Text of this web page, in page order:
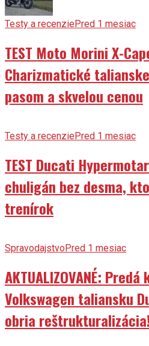
Testy a recenziePred 1 mesiac
TEST Moto Morini X-
Charizmatické
pasom a skvelou cenou
Testy a recenziePred 1 mesiac
TEST Ducati
chuligán bez desma,
trenírok
SpravodajstvoPred 1 mesiac
AKTUALIZOVANÉ:
Volkswagen taliansku
obria reštrukturalizácia!